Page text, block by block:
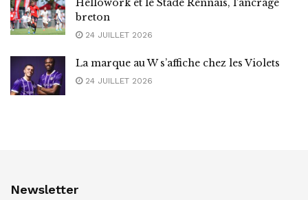
Hellowork et le Stade Rennais, l’ancrage
breton
24 JUILLET 2026
La marque au W s’affiche chez les Violets
24 JUILLET 2026
Newsletter